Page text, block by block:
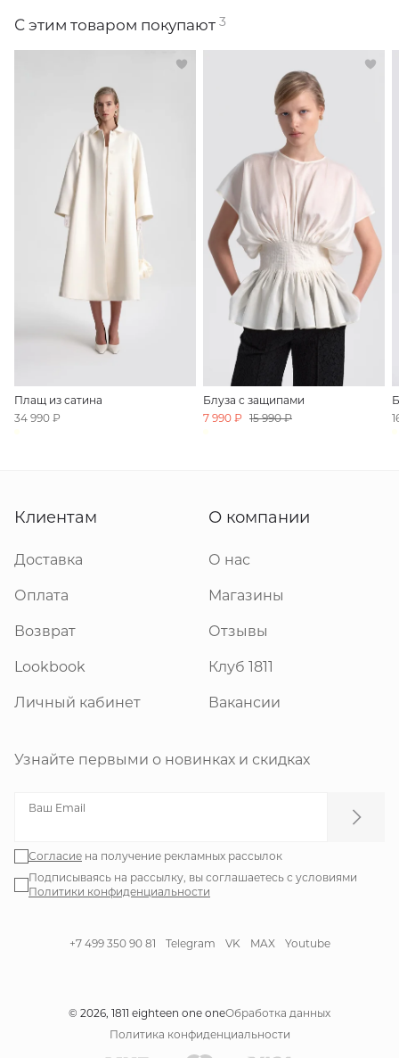
С этим товаром покупают 3
Плащ из сатина
34 990 ₽
Блуза с защипами
7 990 ₽ 15 990 ₽
Клиентам
Доставка
Оплата
Возврат
Lookbook
Личный кабинет
О компании
О нас
Магазины
Отзывы
Клуб 1811
Вакансии
Узнайте первыми о новинках и скидках
Ваш Email
Согласие на получение рекламных рассылок
Подписываясь на рассылку, вы соглашаетесь с условиями
Политики конфиденциальности
+7 499 350 90 81 Telegram VK MAX Youtube
© 2026, 1811 eighteen one oneОбработка данных
Политика конфиденциальности